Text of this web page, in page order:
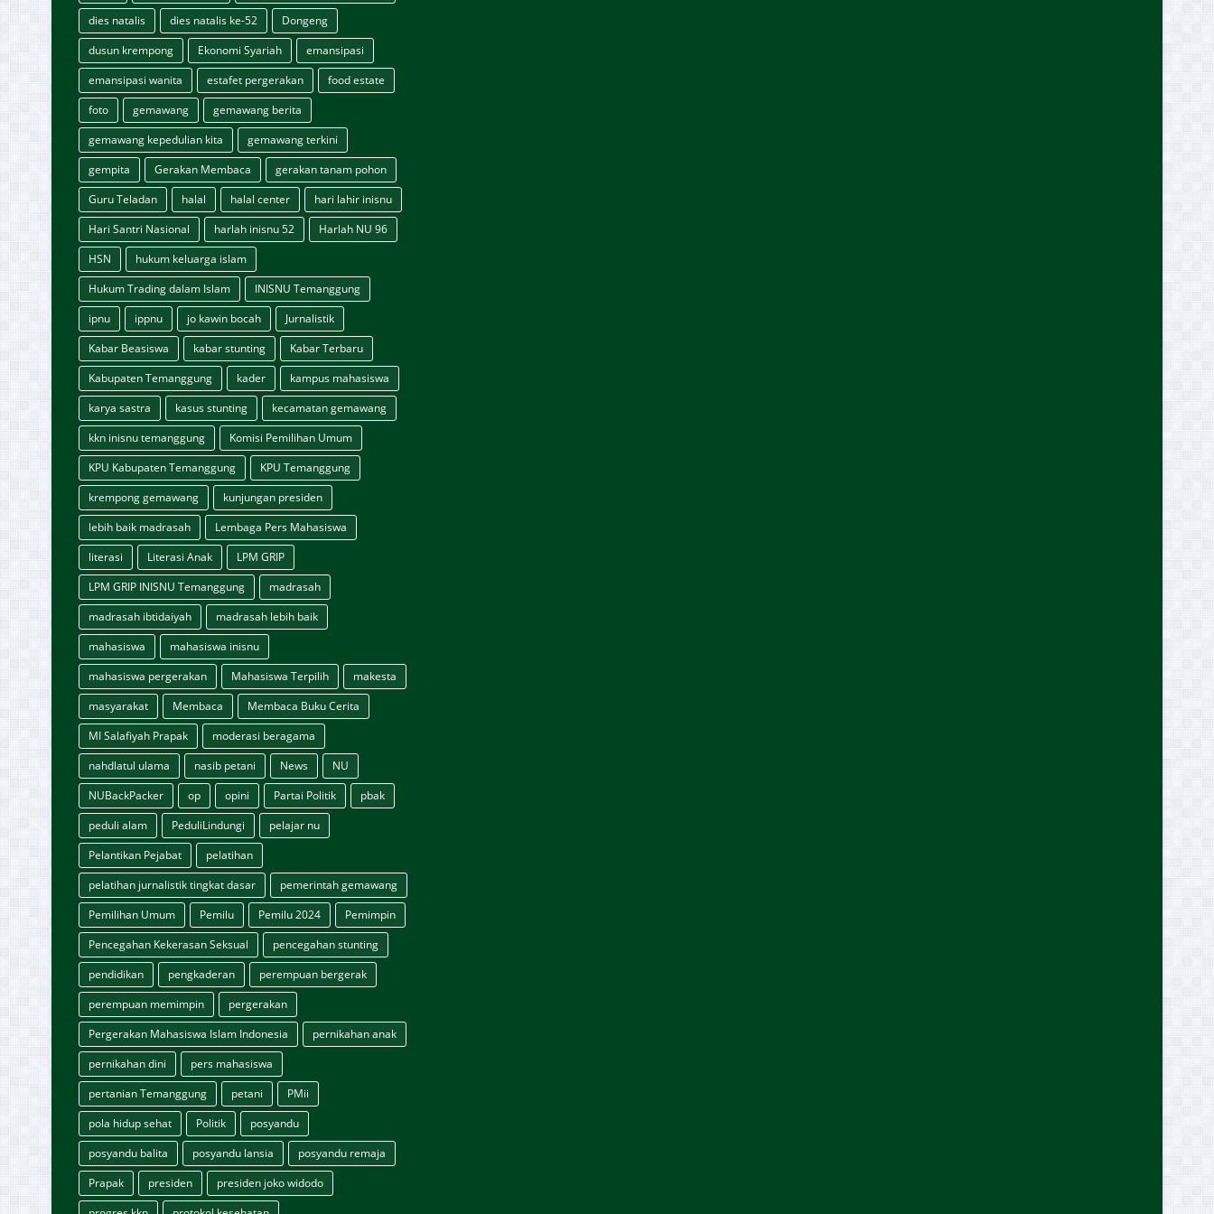
dies natalis dies natalis ke-52
Dongeng
dusun krempong
Ekonomi Syariah
emansipasi
emansipasi wanita
estafet pergerakan
food estate
foto
gemawang
gemawang berita
gemawang kepedulian kita
gemawang terkini
gempita
Gerakan Membaca
gerakan tanam pohon
Guru Teladan
halal halal center
hari lahir inisnu
Hari Santri Nasional
harlah inisnu 52
Harlah NU 96
HSN
hukum keluarga islam
Hukum Trading dalam Islam
INISNU Temanggung
ipnu
ippnu jo kawin bocah
Jurnalistik
Kabar Beasiswa
kabar stunting
Kabar Terbaru
Kabupaten Temanggung
kader
kampus mahasiswa
karya sastra
kasus stunting
kecamatan gemawang
kkn inisnu temanggung
Komisi Pemilihan Umum
KPU Kabupaten Temanggung
KPU Temanggung
krempong gemawang
kunjungan presiden
lebih baik madrasah
Lembaga Pers Mahasiswa
literasi
Literasi Anak
LPM GRIP
LPM GRIP INISNU Temanggung
madrasah
madrasah ibtidaiyah
madrasah lebih baik
mahasiswa
mahasiswa inisnu
mahasiswa pergerakan
Mahasiswa Terpilih
makesta
masyarakat
Membaca
Membaca Buku Cerita
MI Salafiyah Prapak
moderasi beragama
nahdlatul ulama
nasib petani News
NU
NUBackPacker
op opini Partai Politik
pbak
peduli alam
PeduliLindungi
pelajar nu
Pelantikan Pejabat
pelatihan
pelatihan jurnalistik tingkat dasar
pemerintah gemawang
Pemilihan Umum
Pemilu Pemilu 2024
Pemimpin
Pencegahan Kekerasan Seksual
pencegahan stunting
pendidikan
pengkaderan
perempuan bergerak
perempuan memimpin
pergerakan
Pergerakan Mahasiswa Islam Indonesia
pernikahan anak
pernikahan dini
pers mahasiswa
pertanian Temanggung
petani
PMii
pola hidup sehat
Politik
posyandu
posyandu balita
posyandu lansia
posyandu remaja
Prapak
presiden
presiden joko widodo